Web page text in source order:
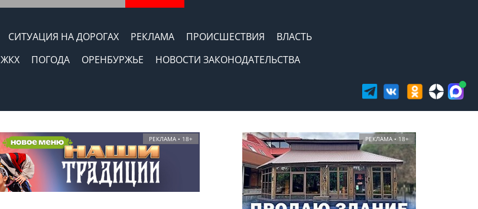
СИТУАЦИЯ НА ДОРОГАХ РЕКЛАМА ПРОИСШЕСТВИЯ
ВЛАСТЬ
ЖКХ ПОГОДА ОРЕНБУРЖЬЕ
НОВОСТИ ЗАКОНОДАТЕЛЬСТВА
РЕКЛАМА • 18+ РЕКЛАМА • 18+